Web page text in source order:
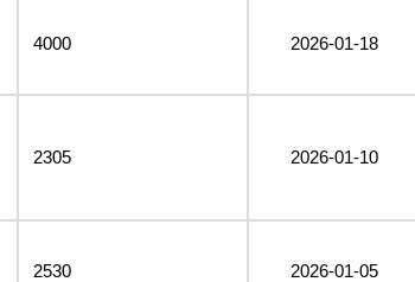
4000 2026-01-18
2305 2026-01-10
2530 2026-01-05